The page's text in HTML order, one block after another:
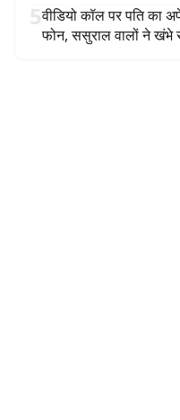
5वीडियो कॉल पर पति का
फोन, ससुराल वालों ने खंभे